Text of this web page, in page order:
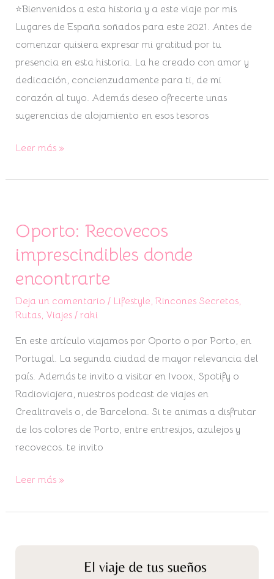
⭐Bienvenidos a esta historia y a este viaje por mis
Lugares de España soñados para este 2021. Antes de
comenzar quisiera expresar mi gratitud por tu
presencia en esta historia. La he creado con amor y
dedicación, concienzudamente para ti, de mi
corazón al tuyo. Además deseo ofrecerte unas
sugerencias de alojamiento en esos tesoros
Leer más »
Oporto: Recovecos
imprescindibles donde
encontrarte
Deja un comentario / Lifestyle, Rincones Secretos,
Rutas, Viajes/ raki
En este artículo viajamos por Oporto o por Porto, en
Portugal. La segunda ciudad de mayor relevancia del
país. Además te invito a visitar en Ivoox, Spotify o
Radioviajera, nuestros podcast de viajes en
Crealitravels o, de Barcelona. Si te animas a disfrutar
de los colores de Porto, entre entresijos, azulejos y
recovecos. te invito
Oporto:
Recovecos
imprescindibles
donde
encontrarte
Leer más »